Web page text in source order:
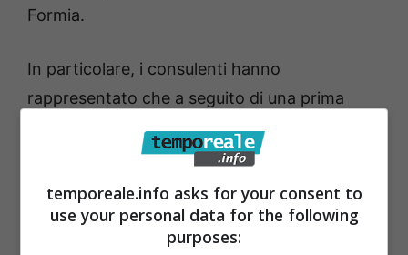
Formia.
In particolare, i consulenti hanno
rappresentato che a seguito di una prima
attività di monitoraggio e verifica dello stato
dei viadotti presenti nel territorio comunale
sono emerse delle criticità relativamente
all’ultimo viadotto della Via Lungomare della
Repubblica prima della rotonda di
temporeale.info asks for your consent to
use your personal data for the following
purposes: